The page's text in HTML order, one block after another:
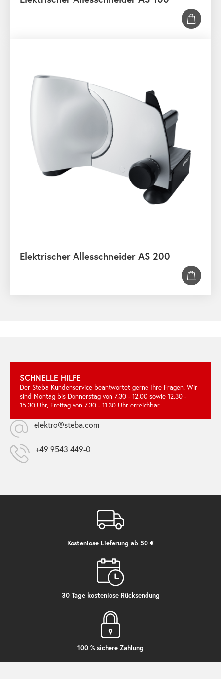
Elektrischer Allesschneider AS 200
SCHNELLE HILFE
Der Steba Kundenservice beantwortet gerne Ihre Fragen. Wir
sind Montag bis Donnerstag von 7.30 - 12.00 sowie 12.30 -
15.30 Uhr, Freitag von 7.30 - 11.30 Uhr erreichbar.
elektro@steba.com
+49 9543 449-0
Kostenlose Lieferung ab 50 €
30 Tage kostenlose Rücksendung
100 % sichere Zahlung